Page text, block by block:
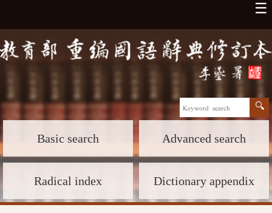
☰
Basic search Advanced search
Radical index Dictionary appendix